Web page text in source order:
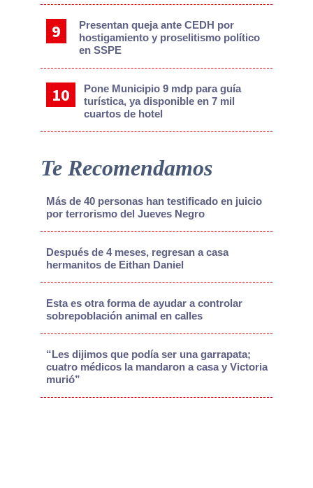
Presentan queja ante CEDH por
hostigamiento y proselitismo político
en SSPE
Pone Municipio 9 mdp para guía
turística, ya disponible en 7 mil
cuartos de hotel
Te Recomendamos
Más de 40 personas han testificado en juicio
por terrorismo del Jueves Negro
Después de 4 meses, regresan a casa
hermanitos de Eithan Daniel
Esta es otra forma de ayudar a controlar
sobrepoblación animal en calles
“Les dijimos que podía ser una garrapata;
cuatro médicos la mandaron a casa y Victoria
murió”